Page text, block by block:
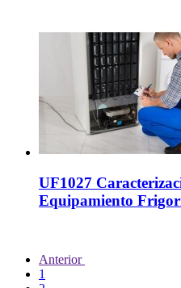
UF1027
Equipamiento
Anterior
1